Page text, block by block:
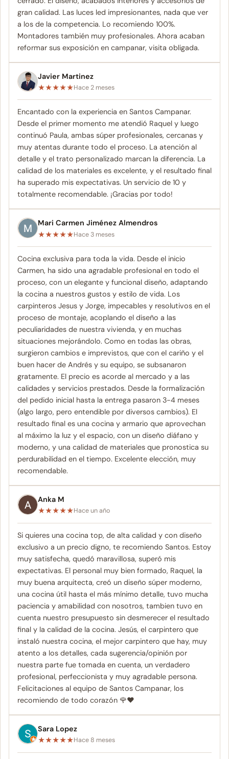
gran calidad. Las luces led impresionantes, nada que ver
a los de la competencia. Lo recomiendo 100%.
Montadores también muy profesionales. Ahora acaban
reformar sus exposición en campanar, visita obligada.
Javier Martinez
★★★★★Hace 2 meses
Encantado con la experiencia en Santos Campanar.
Desde el primer momento me atendió Raquel y luego
continuó Paula, ambas súper profesionales, cercanas y
muy atentas durante todo el proceso. La atención al
detalle y el trato personalizado marcan la diferencia. La
calidad de los materiales es excelente, y el resultado final
ha superado mis expectativas. Un servicio de 10 y
totalmente recomendable. ¡Gracias por todo!
Mari Carmen Jiménez Almendros
★★★★★Hace 3 meses
Cocina exclusiva para toda la vida. Desde el inicio
Carmen, ha sido una agradable profesional en todo el
proceso, con un elegante y funcional diseño, adaptando
la cocina a nuestros gustos y estilo de vida. Los
carpinteros Jesus y Jorge, impecables y resolutivos en el
proceso de montaje, acoplando el diseño a las
peculiaridades de nuestra vivienda, y en muchas
situaciones mejorándolo. Como en todas las obras,
surgieron cambios e imprevistos, que con el cariño y el
buen hacer de Andrés y su equipo, se subsanaron
gratamente. El precio es acorde al mercado y a las
calidades y servicios prestados. Desde la formalización
del pedido inicial hasta la entrega pasaron 3-4 meses
(algo largo, pero entendible por diversos cambios). El
resultado final es una cocina y armario que aprovechan
al máximo la luz y el espacio, con un diseño diáfano y
moderno, y una calidad de materiales que pronostica su
perdurabilidad en el tiempo. Excelente elección, muy
recomendable.
Anka M
★★★★★Hace un año
Si quieres una cocina top, de alta calidad y con diseño
exclusivo a un precio digno, te recomiendo Santos. Estoy
muy satisfecha, quedó maravillosa, superó mis
expectativas. El personal muy bien formado, Raquel, la
muy buena arquitecta, creó un diseño súper moderno,
una cocina útil hasta el más mínimo detalle, tuvo mucha
paciencia y amabilidad con nosotros, tambien tuvo en
cuenta nuestro presupuesto sin desmerecer el resultado
final y la calidad de la cocina. Jesús, el carpintero que
instaló nuestra cocina, el mejor carpintero que hay, muy
atento a los detalles, cada sugerencia/opinión por
nuestra parte fue tomada en cuenta, un verdadero
profesional, perfeccionista y muy agradable persona.
Felicitaciones al equipo de Santos Campanar, los
recomiendo de todo corazón 🌹❤️
Sara Lopez
★★★★★Hace 8 meses